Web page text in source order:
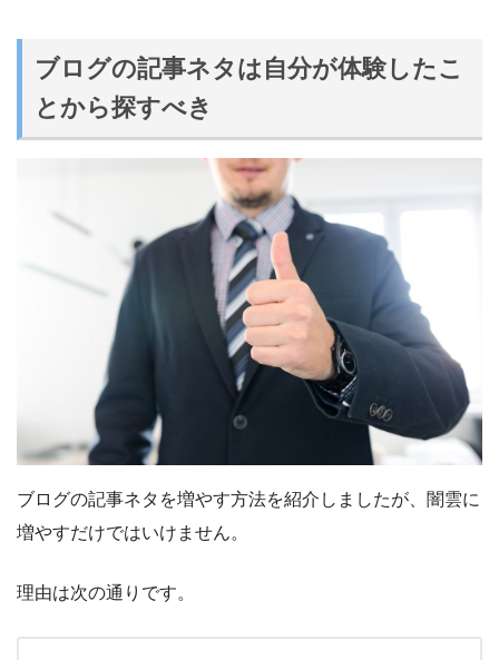
ブログの記事ネタは自分が体験したこ
とから探すべき
ブログの記事ネタを増やす方法を紹介しましたが、闇雲に
増やすだけではいけません。
理由は次の通りです。